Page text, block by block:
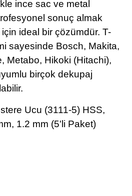
ince sac ve metal
sonuç almak
için ideal bir çözümdür. T-
sayesinde Bosch, Makita,
Metabo, Hikoki (Hitachi),
birçok dekupaj